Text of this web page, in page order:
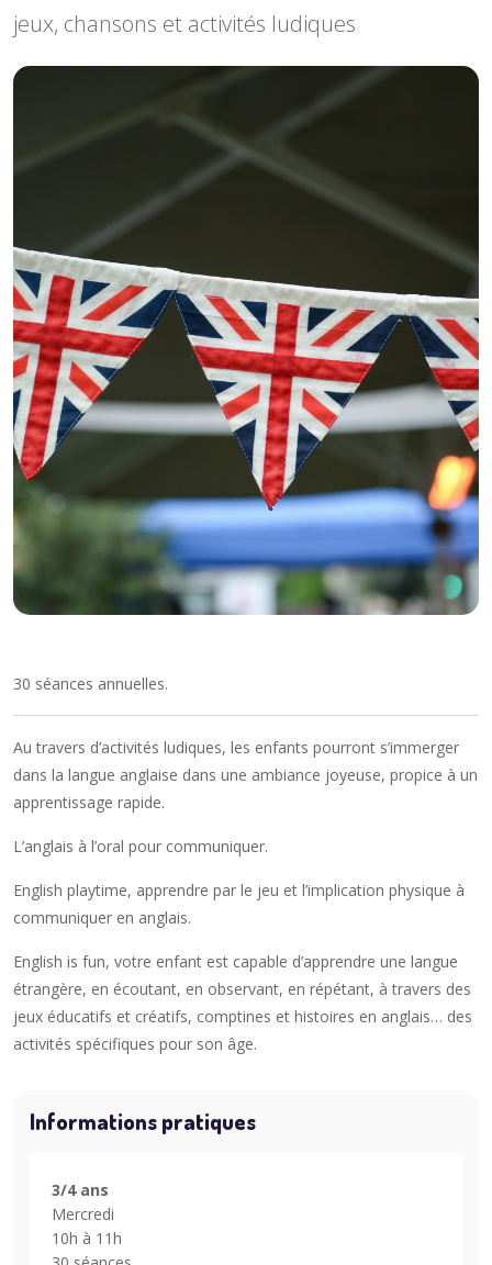
jeux, chansons et activités ludiques
30 séances annuelles.
Au travers d’activités ludiques, les enfants pourront s’immerger
dans la langue anglaise dans une ambiance joyeuse, propice à un
apprentissage rapide.
L’anglais à l’oral pour communiquer.
English playtime, apprendre par le jeu et l’implication physique à
communiquer en anglais.
English is fun, votre enfant est capable d’apprendre une langue
étrangère, en écoutant, en observant, en répétant, à travers des
jeux éducatifs et créatifs, comptines et histoires en anglais… des
activités spécifiques pour son âge.
Informations pratiques
3/4 ans
Mercredi
10h à 11h